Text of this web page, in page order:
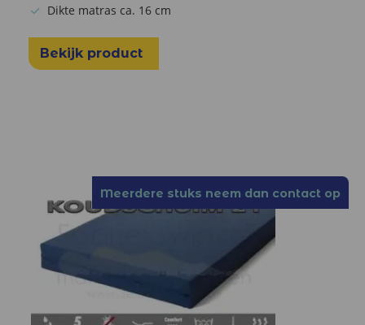
Dikte matras ca. 16 cm
Bekijk product
Meerdere stuks neem dan contact op